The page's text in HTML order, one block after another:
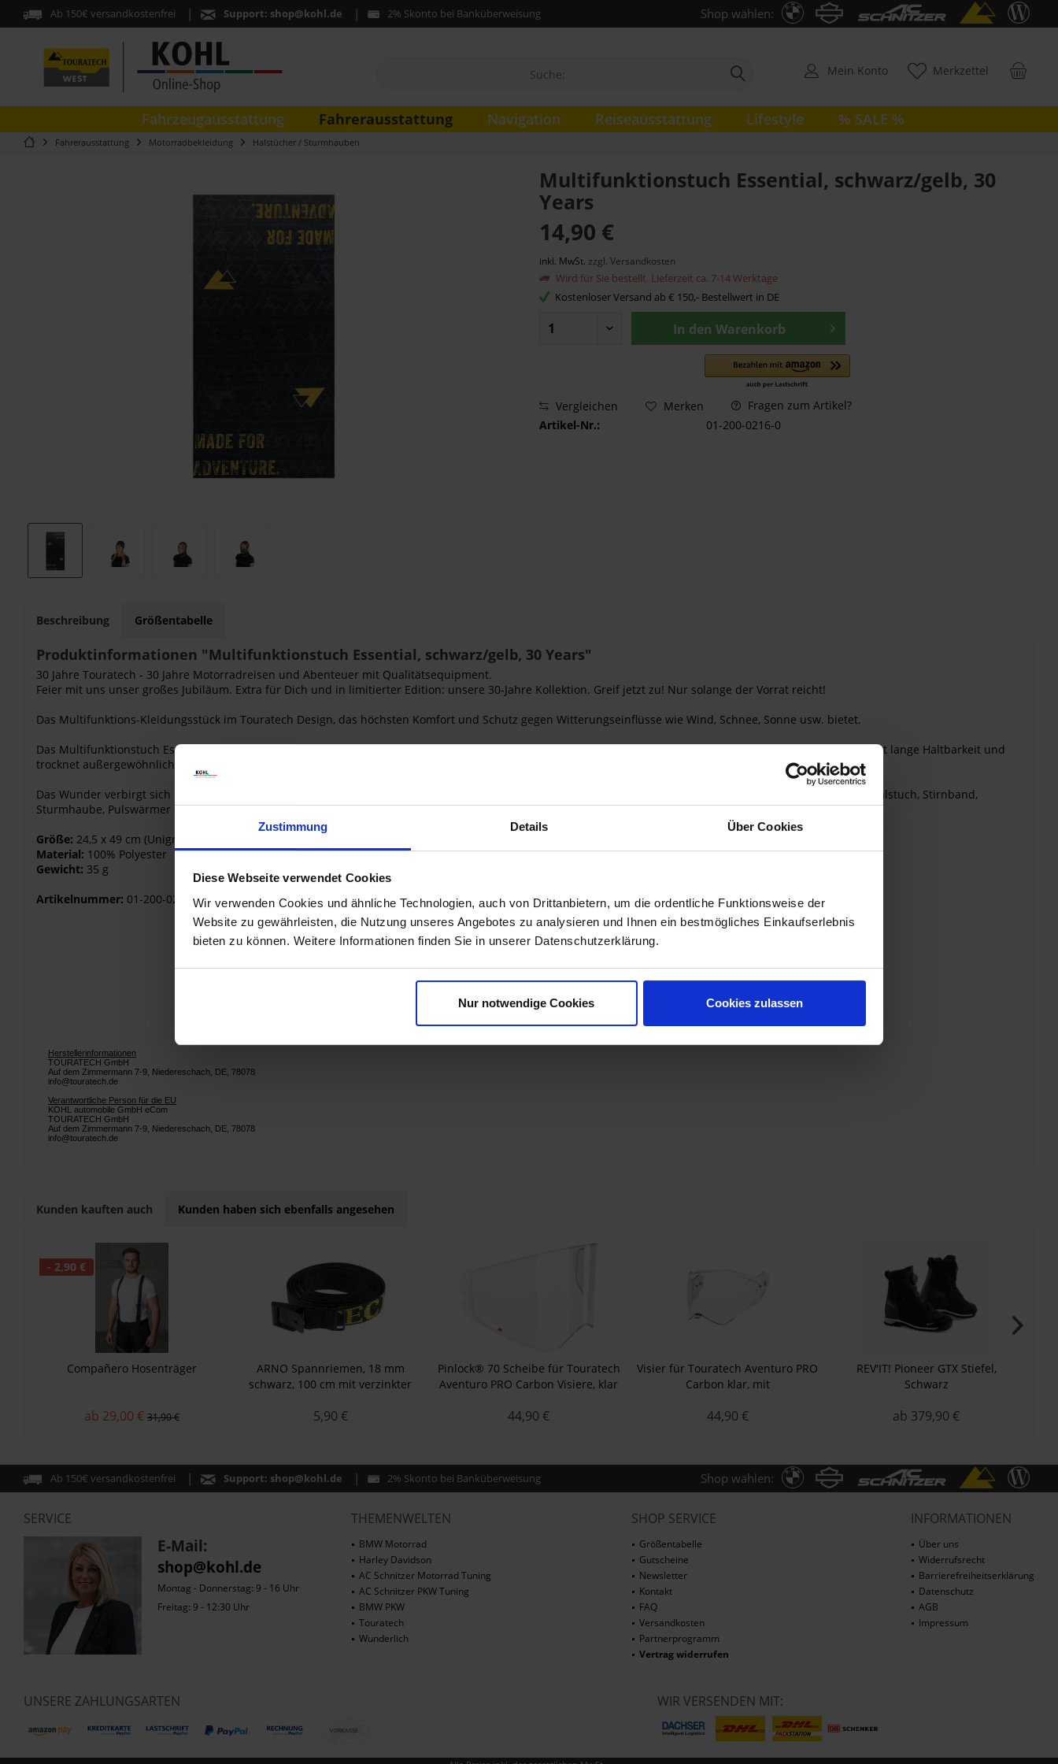
Zustimmung Details Über Cookies
Diese Webseite verwendet Cookies
Wir verwenden Cookies und ähnliche Technologien, auch von Drittanbietern, um die ordentliche Funktionsweise der
Website zu gewährleisten, die Nutzung unseres Angebotes zu analysieren und Ihnen ein bestmögliches Einkaufserlebnis
bieten zu können. Weitere Informationen finden Sie in unserer Datenschutzerklärung.
Nur notwendige Cookies Cookies zulassen
Ab 150€ versandkostenfrei Support: shop@kohl.de 2% Skonto bei Banküberweisung Shop wählen:
Merkzettel
Mein Konto
Fahrzeugausstattung Fahrerausstattung Navigation Reiseausstattung Lifestyle % SALE %
Fahrerausstattung Motorradbekleidung Halstücher / Sturmhauben
Multifunktionstuch Essential, schwarz/gelb, 30
Years
14,90 €
inkl. MwSt. zzgl. Versandkosten
Wird für Sie bestellt. Lieferzeit ca. 7-14 Werktage
Kostenloser Versand ab € 150,- Bestellwert in DE
In den Warenkorb
Vergleichen Merken
Fragen zum Artikel?
Artikel-Nr.:
01-200-0216-0
Beschreibung Größentabelle
Produktinformationen "Multifunktionstuch Essential, schwarz/gelb, 30 Years"
30 Jahre Touratech - 30 Jahre Motorradreisen und Abenteuer mit Qualitätsequipment.
Feier mit uns unser großes Jubiläum. Extra für Dich und in limitierter Edition: unsere 30-Jahre Kollektion. Greif jetzt zu! Nur solange der Vorrat reicht!
Das Multifunktions-Kleidungsstück im Touratech Design, das höchsten Komfort und Schutz gegen Witterungseinflüsse wie Wind, Schnee, Sonne usw. bietet.
Das Multifunktionstuch Essential ist nahtlos aus einem Stück hergestellt, ist sehr widerstandsfähig und verformt sich nicht. Das HighTech-Material gewährleistet lange Haltbarkeit und
trocknet außergewöhnlich schnell.
Das Wunder verbirgt sich in der Vielseitigkeit des Tuches, denn aus dem Schlauch lassen sich mit wenigen Handgriffen etliche Kopfbedeckungen, Haar- oder Halstuch, Stirnband,
Sturmhaube, Pulswärmer etc. kreieren.
Größe: 24,5 x 49 cm (Unigröße)
Material: 100% Polyester
Gewicht: 35 g
Artikelnummer: 01-200-0216-0
Herstellerinformationen
TOURATECH GmbH
Auf dem Zimmermann 7-9, Niedereschach, DE, 78078
info@touratech.de
Verantwortliche Person für die EU
KOHL automobile GmbH eCom
TOURATECH GmbH
Auf dem Zimmermann 7-9, Niedereschach, DE, 78078
info@touratech.de
Kunden kauften auch Kunden haben sich ebenfalls angesehen
- 2,90 €
Compañero Hosenträger
ab 29,00 € 31,90 €
ARNO Spannriemen, 18 mm
schwarz, 100 cm mit verzinkter
Logo
5,90 €
Pinlock® 70 Scheibe für Touratech
Aventuro PRO Carbon Visiere, klar
44,90 €
Visier für Touratech Aventuro PRO
Carbon klar, mit
44,90 €
REV'IT! Pioneer GTX Stiefel,
Schwarz
ab 379,90 €
Ab 150€ versandkostenfrei Support: shop@kohl.de 2% Skonto bei Banküberweisung Shop wählen:
SERVICE
E-Mail:
shop@kohl.de
Montag - Donnerstag: 9 - 16 Uhr
Freitag: 9 - 12:30 Uhr
THEMENWELTEN
BMW Motorrad
Harley Davidson
AC Schnitzer Motorrad Tuning
AC Schnitzer PKW Tuning
BMW PKW
Touratech
Wunderlich
SHOP SERVICE
Größentabelle
Gutscheine
Newsletter
Kontakt
FAQ
Versandkosten
Partnerprogramm
Vertrag widerrufen
INFORMATIONEN
Über uns
Widerrufsrecht
Barrierefreiheitserklärung
Datenschutz
AGB
Impressum
UNSERE ZAHLUNGSARTEN WIR VERSENDEN MIT: